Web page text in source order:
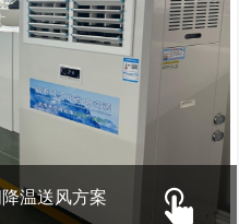
温送风方案